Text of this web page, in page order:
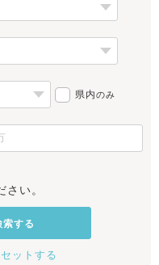
県内のみ
い。
索する
ットする